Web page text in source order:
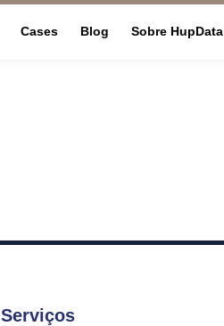
Cases Blog Sobre HupData
Serviços